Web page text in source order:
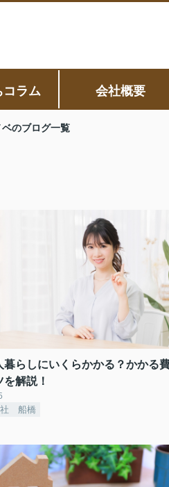
コラム 会社概要
ベのブログ一覧
暮らしにいくらかかる？かかる
解説！
社 船橋